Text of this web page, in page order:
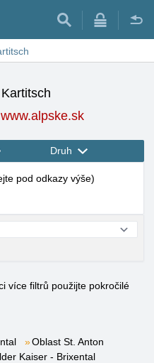
www.alpske.sk
Druh
pod odkazy výše)
více filtrů použijte pokročilé
Oblast St. Anton
Kaiser - Brixental